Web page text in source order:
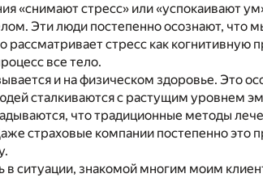
«снимают стресс» или «успокаивают
Эти люди постепенно осознают, что
стресс как когнитивную
все тело.
и на физическом здоровье. Это
сталкиваются с растущим уровнем
что традиционные методы
страховые компании постепенно это
в ситуации, знакомой многим моим